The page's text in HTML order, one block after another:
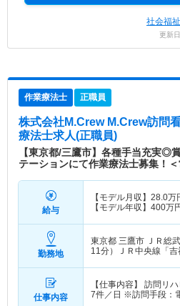
社会福
更新
作業療法士 正職員
株式会社M.Crew M.Crew訪問
療法士求人(正職員)
【東京都/三鷹市】各種手当充実◎
テーションにて作業療法士募集！＜
給与
【モデル月収】 28.0万
【モデル年収】 400万
勤務地
東京都 三鷹市 ＪＲ総
11分）ＪＲ中央線「
仕事内容
【仕事内容】 訪問リ
7件／日 ※訪問手段：